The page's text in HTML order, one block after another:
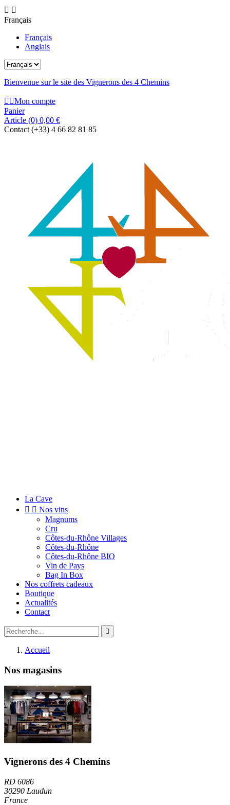
 
Français
Français
Anglais
Bienvenue sur le site des Vignerons des 4 Chemins
 Mon compte
Panier
Article (0) 0,00 €
Contact (+33) 4 66 82 81 85
La Cave
  Nos vins
Magnums
Cru
Côtes-du-Rhône Villages
Côtes-du-Rhône
Côtes-du-Rhône BIO
Vin de Pays
Bag In Box
Nos coffrets cadeaux
Boutique
Actualités
Contact

Accueil
Nos magasins
Vignerons des 4 Chemins
RD 6086
30290 Laudun
France